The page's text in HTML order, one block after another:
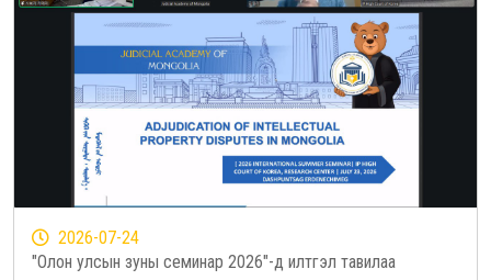
2026-07-24
"Олон улсын зуны семинар 2026"-д илтгэл тавилаа